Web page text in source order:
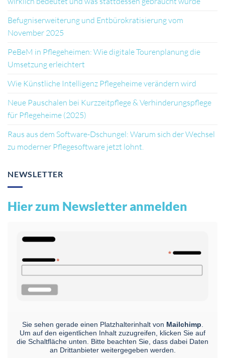
Befugniserweiterung und Entbürokratisierung vom
November 2025
PeBeM in Pflegeheimen: Wie digitale Tourenplanung die
Umsetzung erleichtert
Wie Künstliche Intelligenz Pflegeheime verändern wird
Neue Pauschalen bei Kurzzeitpflege & Verhinderungspflege
für Pflegeheime (2025)
Raus aus dem Software-Dschungel: Warum sich der Wechsel
zu moderner Pflegesoftware jetzt lohnt.
NEWSLETTER
Hier zum Newsletter anmelden
Sie sehen gerade einen Platzhalterinhalt von Mailchimp.
Um auf den eigentlichen Inhalt zuzugreifen, klicken Sie auf
die Schaltfläche unten. Bitte beachten Sie, dass dabei Daten
an Drittanbieter weitergegeben werden.